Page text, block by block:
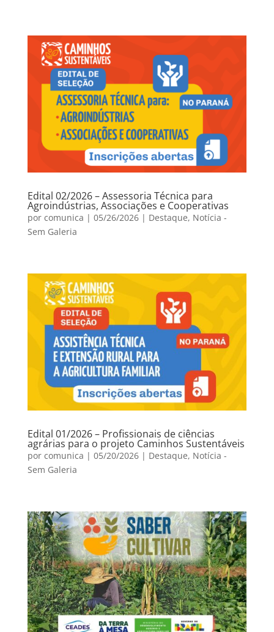
Edital 02/2026 – Assessoria Técnica para
Agroindústrias, Associações e Cooperativas
por comunica | 05/26/2026| Destaque, Notícia -
Sem Galeria
Edital 01/2026 – Profissionais de ciências
agrárias para o projeto Caminhos Sustentáveis
por comunica | 05/20/2026| Destaque, Notícia -
Sem Galeria